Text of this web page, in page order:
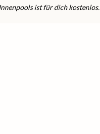
ist für dich kostenlos.